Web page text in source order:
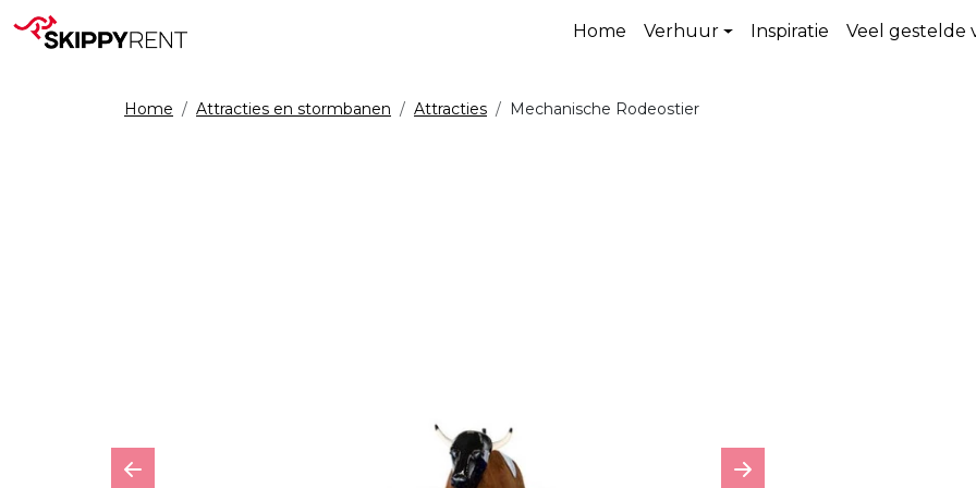
Home Verhuur Inspiratie Veel gestelde
Home Attracties en stormbanen Attracties Mechanische Rodeostier
Previous Next